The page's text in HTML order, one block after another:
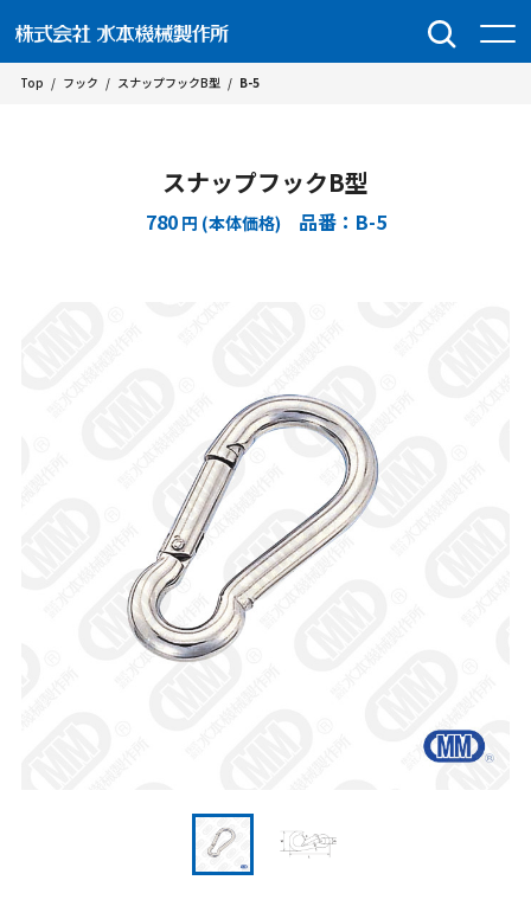
Top / フック / スナップフックB型 / B-5
スナップフックB型
780 円 (本体価格) 品番：B-5